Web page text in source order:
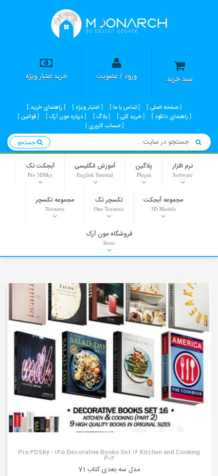
سبد خرید ورود / عضویت خرید اعتبار ویژه
صفحه اصلی تماس با ما اعتبار ویژه
راهنمای خرید
راهنمای دانلود
خرید کلی بلاگ درباره مون آرک
قوانین
حساب کاربری
نرم افزار
Software
پلاگین
Plugin
آموزش انگلیسی
English Tutorial
آبجکت تک
Pro 3DSky
مجموعه آبجکت
3D Models
تکسچر تک
One Textures
مجموعه تکسچر
Textures
PNG-PSD
Background
Stock Images
فروشگاه مون آرک
Store
Pro 3DSky - 145 Decorative Books Set 16 Kitchen and Cooking
P02
مدل سه بعدی کتاب 71